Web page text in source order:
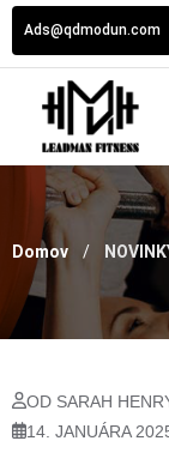
Ads@qdmodun.com
Domov
OD SARAH
14. JANUÁRA